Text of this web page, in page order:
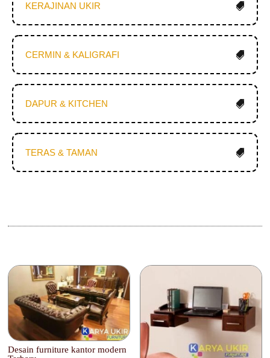
KERAJINAN UKIR
CERMIN & KALIGRAFI
DAPUR & KITCHEN
TERAS & TAMAN
Desain furniture kantor modern